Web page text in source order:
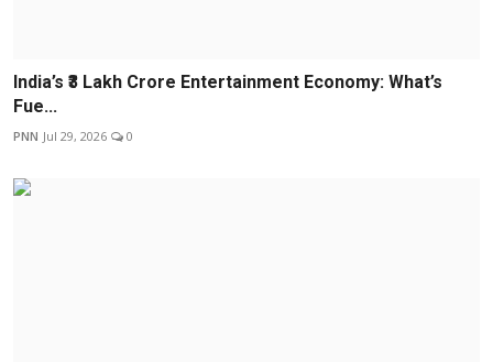
India’s ₹3 Lakh Crore Entertainment Economy: What’s
Fue...
PNN Jul 29, 2026 0